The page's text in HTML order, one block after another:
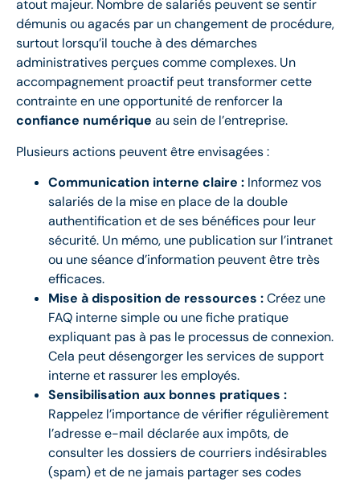
atout majeur. Nombre de salariés peuvent se sentir
démunis ou agacés par un changement de procédure,
surtout lorsqu’il touche à des démarches
administratives perçues comme complexes. Un
accompagnement proactif peut transformer cette
contrainte en une opportunité de renforcer la
confiance numérique au sein de l’entreprise.
Plusieurs actions peuvent être envisagées :
Communication interne claire : Informez vos
salariés de la mise en place de la double
authentification et de ses bénéfices pour leur
sécurité. Un mémo, une publication sur l’intranet
ou une séance d’information peuvent être très
efficaces.
Mise à disposition de ressources :Créez une
FAQ interne simple ou une fiche pratique
expliquant pas à pas le processus de connexion.
Cela peut désengorger les services de support
interne et rassurer les employés.
Sensibilisation aux bonnes pratiques :
Rappelez l’importance de vérifier régulièrement
l’adresse e-mail déclarée aux impôts, de
consulter les dossiers de courriers indésirables
(spam) et de ne jamais partager ses codes